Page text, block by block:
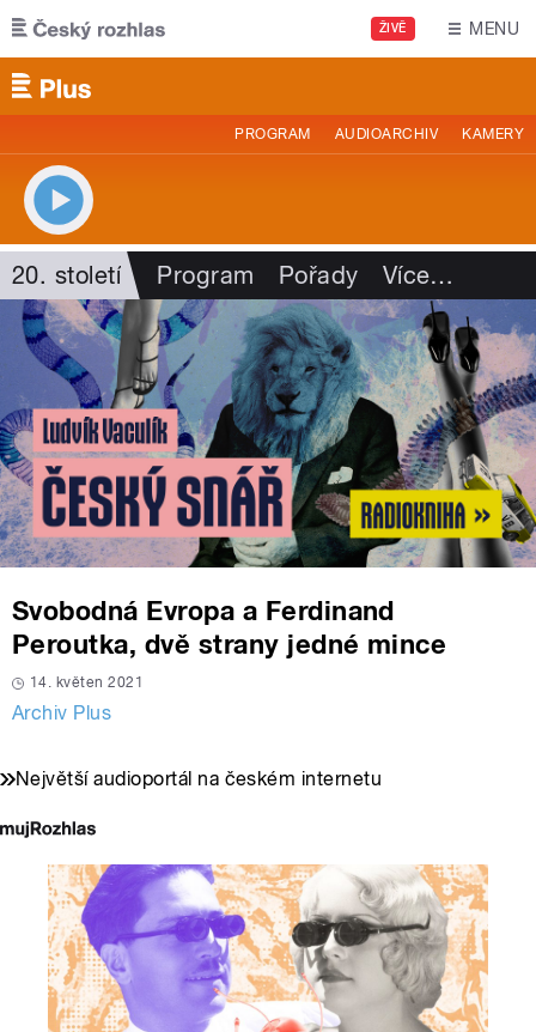
Přejít k hlavnímu obsahu
ŽIVĚ MENU
PROGRAM AUDIOARCHIV KAMERY
20. století Program Pořady Více…
Svobodná Evropa a Ferdinand
Peroutka, dvě strany jedné mince
14. květen 2021
Archiv Plus
Největší audioportál na českém internetu